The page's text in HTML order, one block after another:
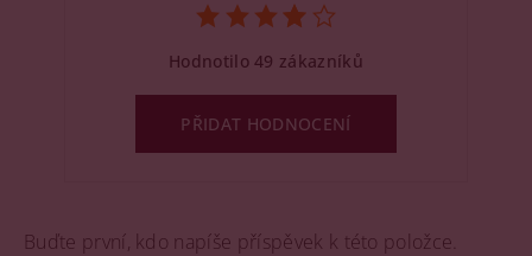
Buďte první, kdo napíše příspěvek k této položce.
Hodnotilo 49 zákazníků
PŘIDAT HODNOCENÍ